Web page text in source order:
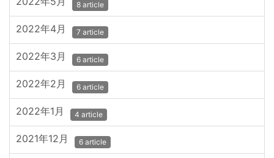
8 article
2022年4月 7 article
2022年3月 6 article
2022年2月 6 article
2022年1月 4 article
2021年12月 6 article